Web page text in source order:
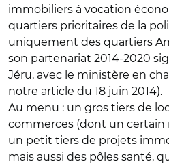
immobiliers à vocation
quartiers prioritaires de la
uniquement des quartiers
son partenariat 2014-2020
Jéru, avec le ministère en
notre article du 18 juin 2014).
Au menu : un gros tiers de
commerces (dont un certain
un petit tiers de projets
mais aussi des pôles santé,